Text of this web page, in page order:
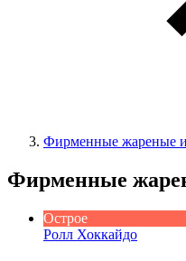
Фирменные жареные
Фирменные
Острое
Ролл Хоккайдо